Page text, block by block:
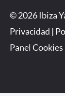
© 2026 Ibiza
Privacidad |
Panel Cookies